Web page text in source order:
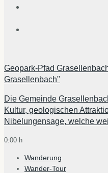
Geopark-Pfad
Grasellenbach"
Die Gemeinde
Kultur, geologischen
Nibelungensage, welche
0:00 h
Wanderung
Wander-Tour